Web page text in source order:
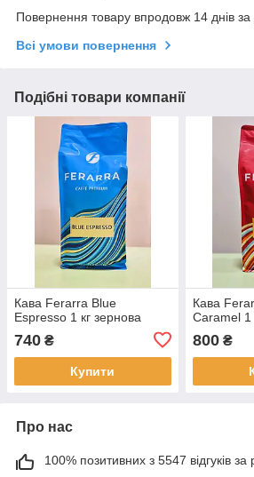
Повернення товару впродовж 14 днів
Всі умови повернення
Подібні товари компанії
Кава Ferarra Blue
Espresso 1 кг зернова
740 ₴
Купити
Кава
Caramel 1
800₴
Про нас
100% позитивних з 5547 відгуків за